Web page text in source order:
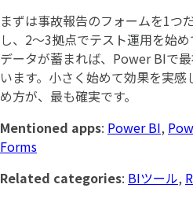
まずは事故報告のフォームを1
し、2〜3拠点でテスト運用を始
データが蓄まれば、Power BIで
います。小さく始めて効果を実
め方が、最も確実です。
Mentioned apps: Power BI,
Forms
Related categories: BIツール,